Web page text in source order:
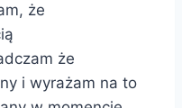
że
że
i wyrażam na to